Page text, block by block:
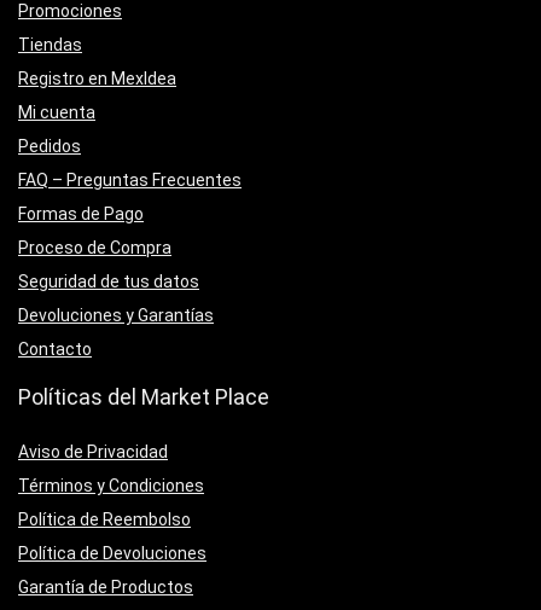
Promociones
Tiendas
Registro en MexIdea
Mi cuenta
Pedidos
FAQ – Preguntas Frecuentes
Formas de Pago
Proceso de Compra
Seguridad de tus datos
Devoluciones y Garantías
Contacto
Políticas del Market Place
Aviso de Privacidad
Términos y Condiciones
Política de Reembolso
Política de Devoluciones
Garantía de Productos